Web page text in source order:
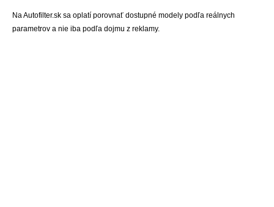
Na Autofilter.sk sa oplatí porovnať dostupné modely podľa reálnych
parametrov a nie iba podľa dojmu z reklamy.